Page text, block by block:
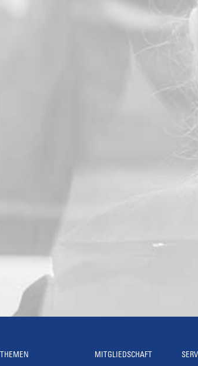
THEMEN MITGLIEDSCHAFT